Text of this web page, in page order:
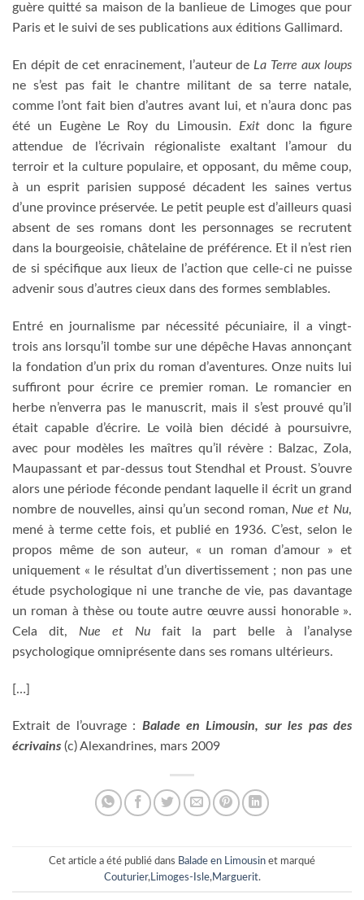
guère quitté sa maison de la banlieue de Limoges que pour
Paris et le suivi de ses publications aux éditions Gallimard.
En dépit de cet enracinement, l’auteur de La Terre aux loups
ne s’est pas fait le chantre militant de sa terre natale,
comme l’ont fait bien d’autres avant lui, et n’aura donc pas
été un Eugène Le Roy du Limousin. Exitdonc la figure
attendue de l’écrivain régionaliste exaltant l’amour du
terroir et la culture populaire, et opposant, du même coup,
à un esprit parisien supposé décadent les saines vertus
d’une province préservée. Le petit peuple est d’ailleurs quasi
absent de ses romans dont les personnages se recrutent
dans la bourgeoisie, châtelaine de préférence. Et il n’est rien
de si spécifique aux lieux de l’action que celle-ci ne puisse
advenir sous d’autres cieux dans des formes semblables.
Entré en journalisme par nécessité pécuniaire, il a vingt-
trois ans lorsqu’il tombe sur une dépêche Havas annonçant
la fondation d’un prix du roman d’aventures.Onze nuits lui
suffiront pour écrire ce premier roman. Le romancier en
herbe n’enverra pas le manuscrit, mais il s’est prouvé qu’il
était capable d’écrire. Le voilà bien décidé à poursuivre,
avec pour modèles les maîtres qu’il révère : Balzac, Zola,
Maupassant et par-dessus tout Stendhal et Proust. S’ouvre
alors une période féconde pendant laquelle il écrit un grand
nombre de nouvelles, ainsi qu’un second roman, Nue et Nu,
mené à terme cette fois, et publié en 1936. C’est, selon le
propos même de son auteur, « un roman d’amour » et
uniquement « le résultat d’un divertissement ; non pas une
étude psychologique ni une tranche de vie, pas davantage
un roman à thèse ou toute autre œuvre aussi honorable ».
Cela dit, Nue et Nufait la part belle à l’analyse
psychologique omniprésente dans ses romans ultérieurs.
[…]
Extrait de l’ouvrage : Balade en Limousin, sur les pas des
écrivains (c) Alexandrines, mars 2009
Cet article a été publié dans Balade en Limousin et marqué
Couturier, Limoges-Isle, Marguerit.